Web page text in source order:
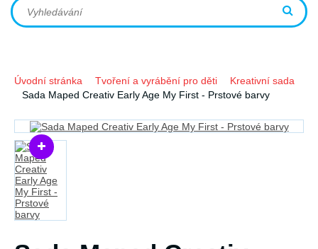
Úvodní stránka Tvoření a vyrábění pro děti
Kreativní sada
Sada Maped Creativ Early Age My First - Prstové barvy